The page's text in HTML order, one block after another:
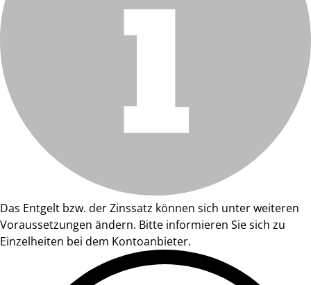
Das Entgelt bzw. der Zinssatz können sich unter weiteren
Voraussetzungen ändern. Bitte informieren Sie sich zu
Einzelheiten bei dem Kontoanbieter.